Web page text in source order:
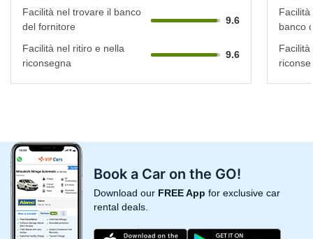
Facilità nel trovare il banco
del fornitore
9.6
Facilità nel ritiro e nella
riconsegna
9.6
banco
Book a Car on the GO!
Download our FREE App for exclusive car
rental deals.